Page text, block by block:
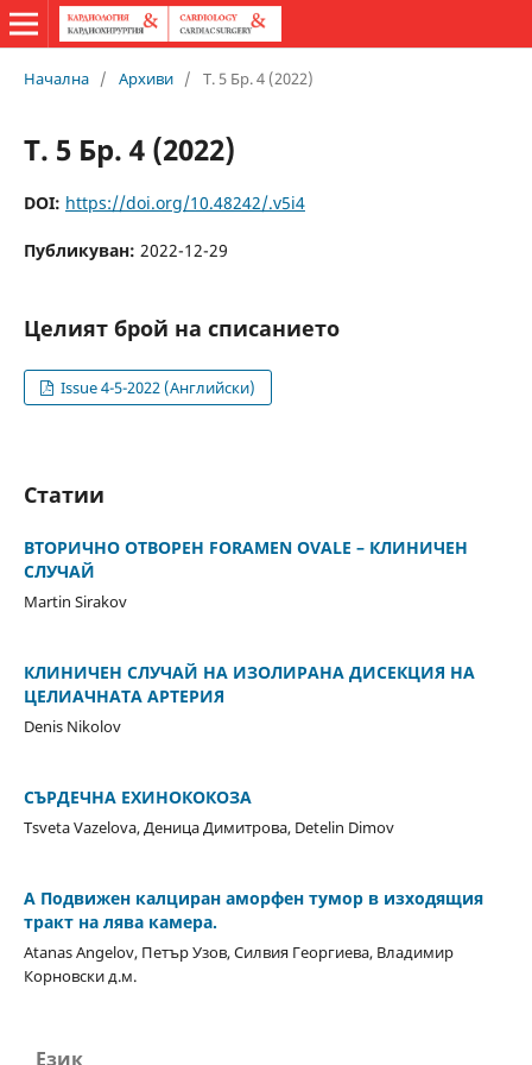
Начална / Архиви / Т. 5 Бр. 4 (2022)
Т. 5 Бр. 4 (2022)
DOI: https://doi.org/10.48242/.v5i4
Публикуван: 2022-12-29
Целият брой на списанието
Issue 4-5-2022 (Английски)
Статии
ВТОРИЧНО ОТВОРЕН FORAMEN OVALE – КЛИНИЧЕН
СЛУЧАЙ
Martin Sirakov
КЛИНИЧЕН СЛУЧАЙ НА ИЗОЛИРАНА ДИСЕКЦИЯ НА
ЦЕЛИАЧНАТА АРТЕРИЯ
Denis Nikolov
СЪРДЕЧНА ЕХИНОКОКОЗА
Tsveta Vazelova, Деница Димитрова, Detelin Dimov
A Подвижен калциран аморфен тумор в изходящия
тракт на лява камера.
Atanas Angelov, Петър Узов, Силвия Георгиева, Владимир
Корновски д.м.
Език